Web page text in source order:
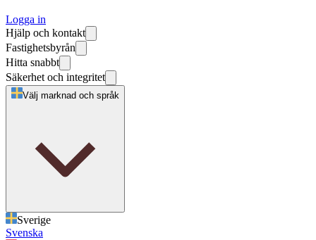
Logga in
Hjälp och kontakt
Fastighetsbyrån
Hitta snabbt
Säkerhet och integritet
Välj marknad och språk
Sverige
Svenska